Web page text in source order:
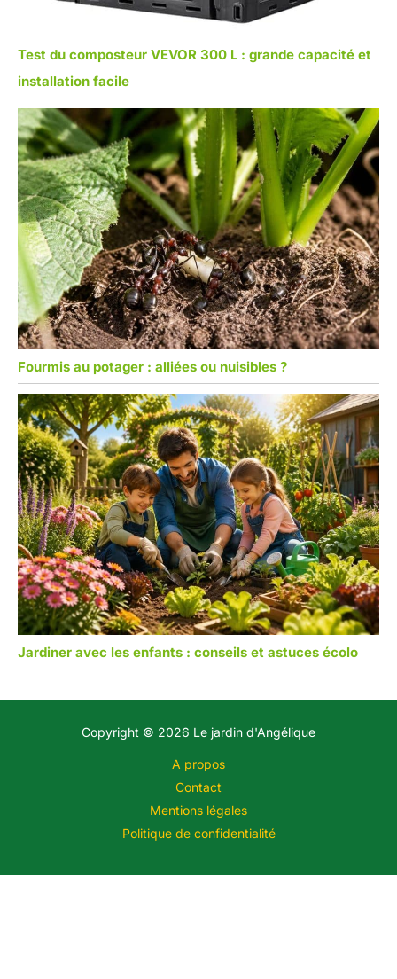
Test du composteur VEVOR 300 L : grande capacité et
installation facile
Fourmis au potager : alliées ou nuisibles ?
Jardiner avec les enfants : conseils et astuces écolo
Copyright © 2026 Le jardin d'Angélique
A propos
Contact
Mentions légales
Politique de confidentialité